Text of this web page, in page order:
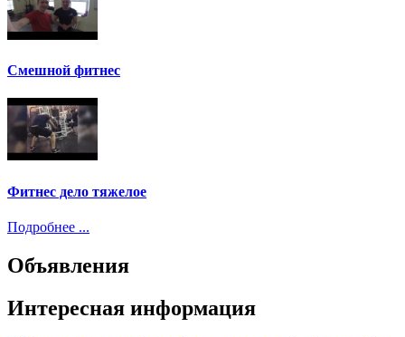
Смешной фитнес
Фитнес дело тяжелое
Подробнее ...
Объявления
Интересная информация